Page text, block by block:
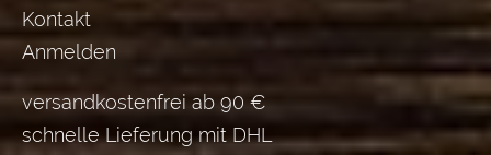
Kontakt
Anmelden
versandkostenfrei ab 90 €
schnelle Lieferung mit DHL